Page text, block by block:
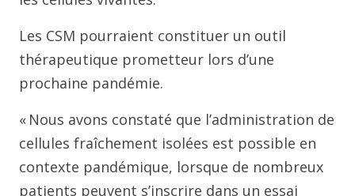
Les CSM pourraient constituer un outil
thérapeutique prometteur lors d’une
prochaine pandémie.
« Nous avons constaté que l’administration de
cellules fraîchement isolées est possible en
contexte pandémique, lorsque de nombreux
patients peuvent s’inscrire dans un essai